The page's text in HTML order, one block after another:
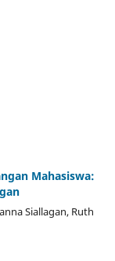
Mahasiswa:
Siallagan, Ruth